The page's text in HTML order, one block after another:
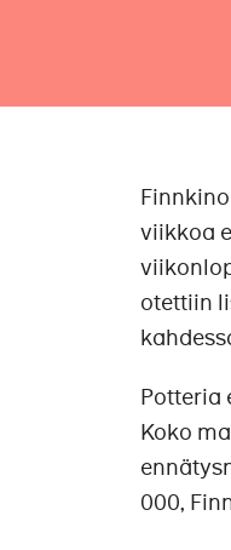
viikkoa
otettiin
Potteria
Koko
000,